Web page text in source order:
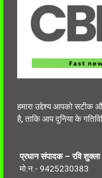
हमारा उद्देश्य आपको सटीक
है, ताकि आप दुनिया के
प्रधान संपादक – रवि शुक्ला
मो.न.- 9425230383